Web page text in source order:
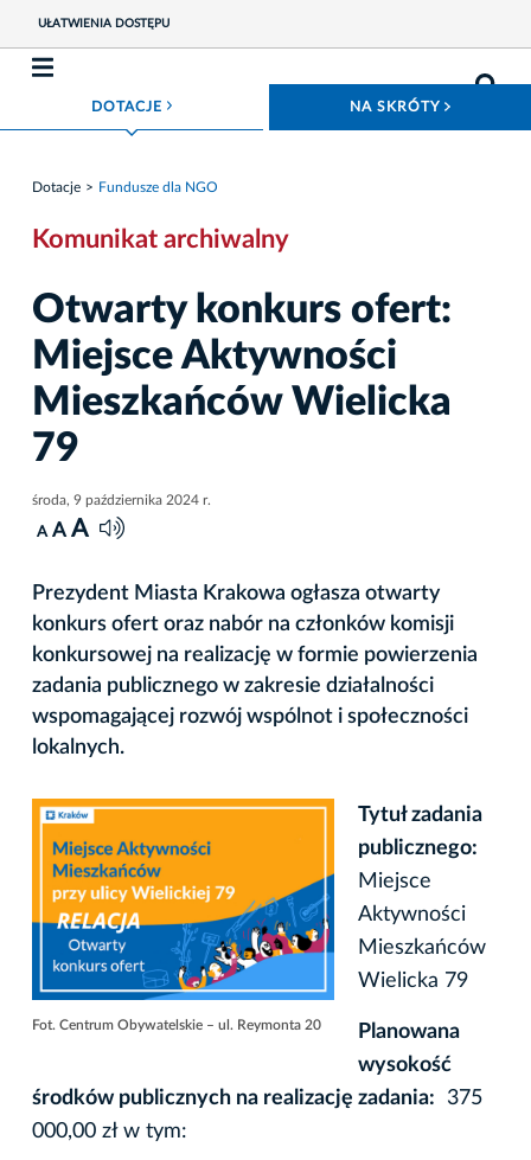
UŁATWIENIA DOSTĘPU
DOTACJE ROZWIŃ MENU NA SKRÓTY
Dotacje Fundusze dla NGO
Komunikat archiwalny
Otwarty konkurs ofert:
Miejsce Aktywności
Mieszkańców Wielicka
79
środa, 9 października 2024 r.
A A A
Prezydent Miasta Krakowa ogłasza otwarty
konkurs ofert oraz nabór na członków komisji
konkursowej na realizację w formie powierzenia
zadania publicznego w zakresie działalności
wspomagającej rozwój wspólnot i społeczności
lokalnych.
Fot. Centrum Obywatelskie – ul. Reymonta 20
Tytuł zadania
publicznego:
Miejsce
Aktywności
Mieszkańców
Wielicka 79
Planowana
wysokość
środków publicznych na realizację zadania: 375
000,00 zł w tym: